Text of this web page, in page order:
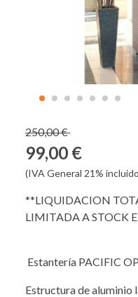
250,00 €
99,00 €
(IVA General 21%
**LIQUIDACION
LIMITADA A STOCK
Estantería PACIFIC
Estructura de aluminio